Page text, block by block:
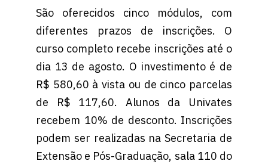
São oferecidos cinco módulos, com
diferentes prazos de inscrições. O
curso completo recebe inscrições até o
dia 13 de agosto. O investimento é de
R$ 580,60 à vista ou de cinco parcelas
de R$ 117,60. Alunos da Univates
recebem 10% de desconto. Inscrições
podem ser realizadas na Secretaria de
Extensão e Pós-Graduação, sala 110 do